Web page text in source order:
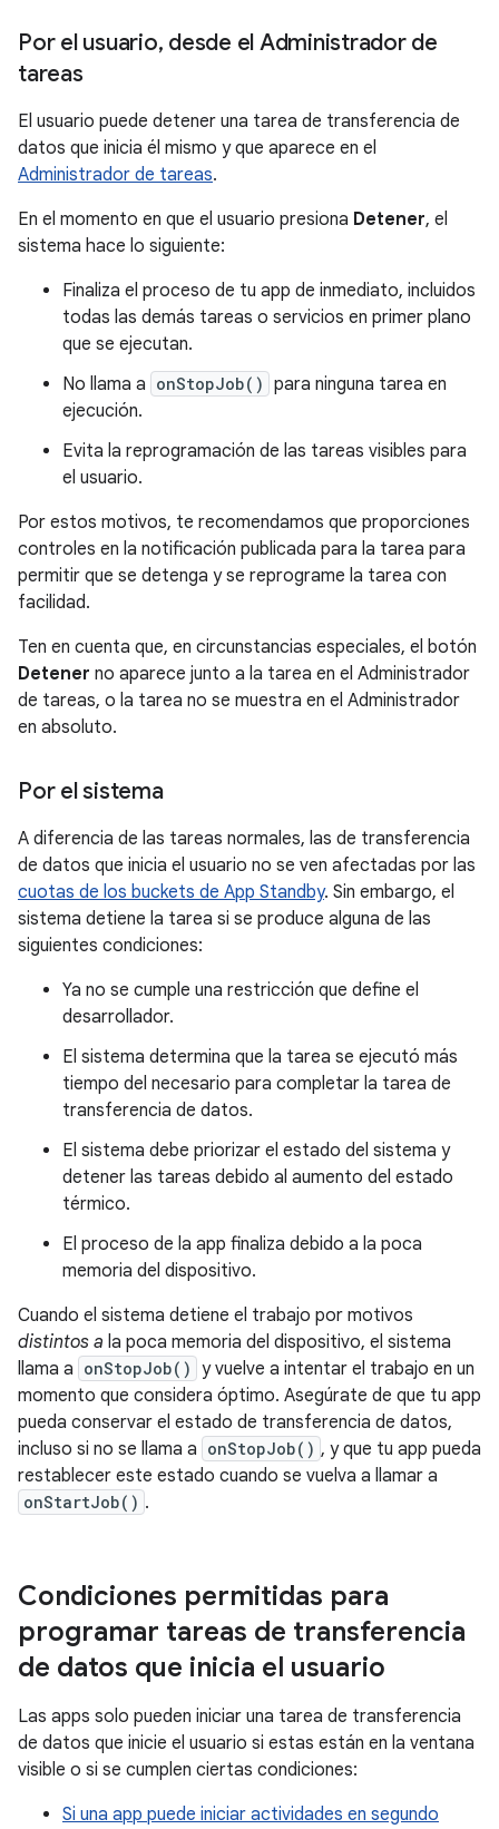
Por el usuario, desde el Administrador de
tareas
El usuario puede detener una tarea de transferencia de
datos que inicia él mismo y que aparece en el
Administrador de tareas.
En el momento en que el usuario presiona Detener, el
sistema hace lo siguiente:
Finaliza el proceso de tu app de inmediato, incluidos
todas las demás tareas o servicios en primer plano
que se ejecutan.
No llama a onStopJob() para ninguna tarea en
ejecución.
Evita la reprogramación de las tareas visibles para
el usuario.
Por estos motivos, te recomendamos que proporciones
controles en la notificación publicada para la tarea para
permitir que se detenga y se reprograme la tarea con
facilidad.
Ten en cuenta que, en circunstancias especiales, el botón
Detener no aparece junto a la tarea en el Administrador
de tareas, o la tarea no se muestra en el Administrador
en absoluto.
Por el sistema
A diferencia de las tareas normales, las de transferencia
de datos que inicia el usuario no se ven afectadas por las
cuotas de los buckets de App Standby. Sin embargo, el
sistema detiene la tarea si se produce alguna de las
siguientes condiciones:
Ya no se cumple una restricción que define el
desarrollador.
El sistema determina que la tarea se ejecutó más
tiempo del necesario para completar la tarea de
transferencia de datos.
El sistema debe priorizar el estado del sistema y
detener las tareas debido al aumento del estado
térmico.
El proceso de la app finaliza debido a la poca
memoria del dispositivo.
Cuando el sistema detiene el trabajo por motivos
distintos a la poca memoria del dispositivo, el sistema
llama a onStopJob() y vuelve a intentar el trabajo en un
momento que considera óptimo. Asegúrate de que tu app
pueda conservar el estado de transferencia de datos,
incluso si no se llama a onStopJob() , y que tu app pueda
restablecer este estado cuando se vuelva a llamar a
onStartJob() .
Condiciones permitidas para
programar tareas de transferencia
de datos que inicia el usuario
Las apps solo pueden iniciar una tarea de transferencia
de datos que inicie el usuario si estas están en la ventana
visible o si se cumplen ciertas condiciones:
Si una app puede iniciar actividades en segundo